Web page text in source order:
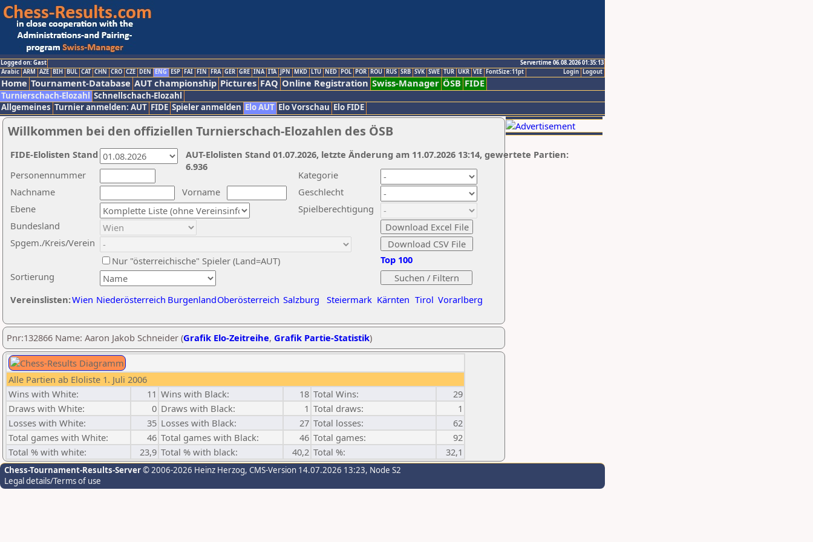
Logged on: Gast
Servertime 06.08.2026 01:35:13
Logout
Login
Arabic ARM AZE BIH BUL CAT CHN CRO CZE DEN ENG ESP FAI FIN FRA GER GRE INA ITA JPN MKD LTU NED POL POR ROU RUS SRB SVK SWE TUR UKR VIE FontSize:11pt
Home Tournament-Database AUT championship Pictures FAQ Online Registration Swiss-Manager ÖSB FIDE
Turnierschach-Elozahl Schnellschach-Elozahl
Allgemeines Turnier anmelden: AUT FIDE Spieler anmelden Elo AUT Elo Vorschau Elo FIDE
Willkommen bei den offiziellen Turnierschach-Elozahlen des ÖSB
Nachname
Vorname
Ebene
Kategorie
Sortierung
Personennummer
Bundesland
Spgem./Kreis/Verein
Geschlecht
Nur "österreichische" Spieler (Land=AUT)
Spielberechtigung
Vereinslisten:Wien Niederösterreich BurgenlandOberösterreich Salzburg Steiermark Kärnten Tirol Vorarlberg
Top 100
AUT-Elolisten Stand 01.07.2026, letzte Änderung am 11.07.2026 13:14, gewertete Partien:
6.936
FIDE-Elolisten Stand
Pnr:132866 Name: Aaron Jakob Schneider (Grafik Elo-Zeitreihe, Grafik Partie-Statistik)
Alle Partien ab Eloliste 1. Juli 2006
Wins with White:
11 Wins with Black: 18 Total Wins:
29
Draws with White:
0 Draws with Black: 1 Total draws:
1
Losses with White:
35 Losses with Black: 27 Total losses:
62
Total games with White:
46 Total games with Black: 46 Total games:
92
Total % with white:
23,9 Total % with black: 40,2 Total %: 32,1
Chess-Tournament-Results-Server© 2006-2026 Heinz Herzog, CMS-Version 14.07.2026 13:23, Node S2
Legal details/Terms of use